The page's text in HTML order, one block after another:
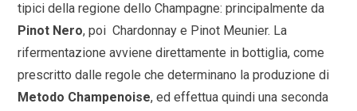
tipici della regione dello Champagne: principalmente da
Pinot Nero, poi Chardonnay e Pinot Meunier. La
rifermentazione avviene direttamente in bottiglia, come
prescritto dalle regole che determinano la produzione di
Metodo Champenoise, ed effettua quindi una seconda